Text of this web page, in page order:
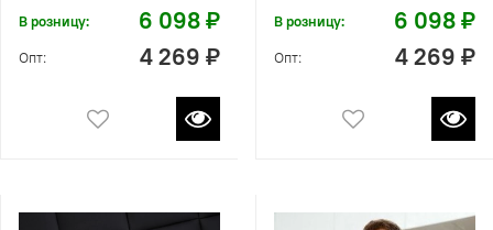
В розницу: 6 098 ₽
Опт: 4 269 ₽
В розницу: 6 098 ₽
Опт: 4 269 ₽